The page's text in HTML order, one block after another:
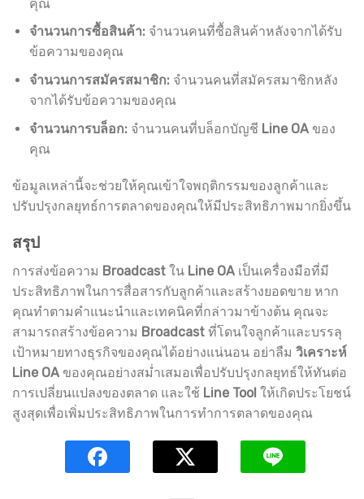
คุณ
จำนวนการซื้อสินค้า: จำนวนคนที่ซื้อสินค้าหลังจากได้รับ
ข้อความของคุณ
จำนวนการสมัครสมาชิก: จำนวนคนที่สมัครสมาชิกหลัง
จากได้รับข้อความของคุณ
จำนวนการบล็อก: จำนวนคนที่บล็อกบัญชี Line OAของ
คุณ
ข้อมูลเหล่านี้จะช่วยให้คุณเข้าใจพฤติกรรมของลูกค้าและ
ปรับปรุงกลยุทธ์การตลาดของคุณให้มีประสิทธิภาพมากยิ่งขึ้น
สรุป
การส่งข้อความ Broadcast ใน Line OA เป็นเครื่องมือที่มี
ประสิทธิภาพในการสื่อสารกับลูกค้าและสร้างยอดขาย หาก
คุณทำตามคำแนะนำและเทคนิคที่กล่าวมาข้างต้น คุณจะ
สามารถสร้างข้อความ Broadcast ที่โดนใจลูกค้าและบรรลุ
เป้าหมายทางธุรกิจของคุณได้อย่างแน่นอน อย่าลืม วิเคราะห์
Line OA ของคุณอย่างสม่ำเสมอเพื่อปรับปรุงกลยุทธ์ให้ทันต่อ
การเปลี่ยนแปลงของตลาด และใช้ Line Tool ให้เกิดประโยชน์
สูงสุดเพื่อเพิ่มประสิทธิภาพในการทำการตลาดของคุณ